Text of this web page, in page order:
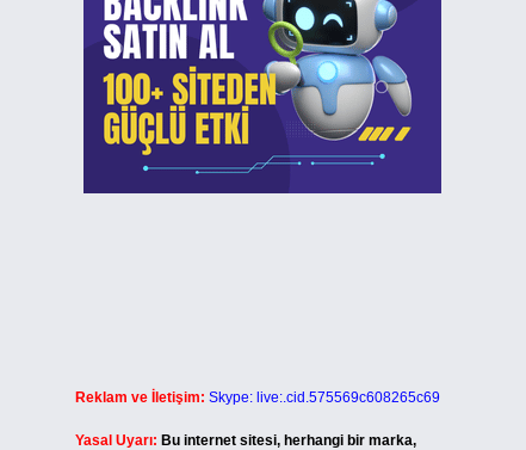
Reklam ve İletişim: Skype: live:.cid.575569c608265c69
Yasal Uyarı: Bu internet sitesi, herhangi bir marka,